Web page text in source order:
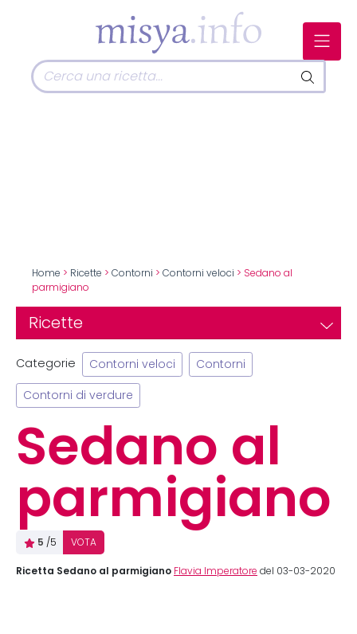
Home > Ricette > Contorni > Contorni veloci > Sedano al
parmigiano
Ricette
Categorie Contorni veloci Contorni
Contorni di verdure
Sedano al
parmigiano
5 /5 VOTA
Ricetta Sedano al parmigiano Flavia Imperatore del 03-03-2020